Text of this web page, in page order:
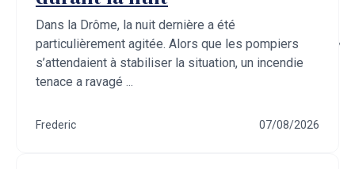
Teasing officiel du groupe sur les réseaux,
promettant un renouveau musical.
Dans la Drôme, la nuit dernière a été
particulièrement agitée. Alors que les pompiers
s’attendaient à stabiliser la situation, un incendie
tenace a ravagé ...
Frederic 07/08/2026